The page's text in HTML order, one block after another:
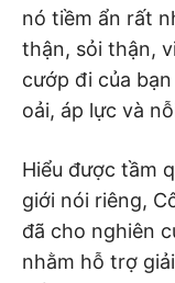
nó tiềm ẩn rất
thận, sỏi thận,
cướp đi của
oải, áp lực và
Hiểu được tầm
giới nói riêng,
đã cho nghiên
nhằm hỗ trợ